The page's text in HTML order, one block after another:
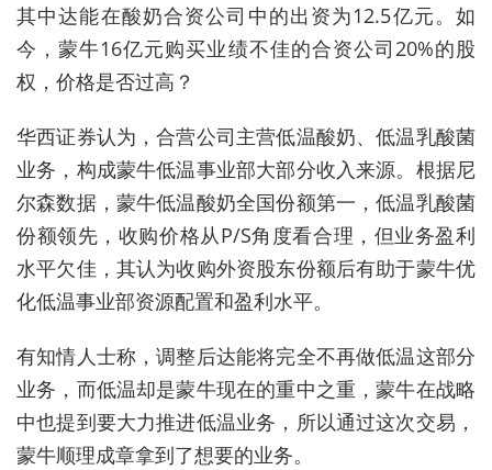
其中达能在酸奶合资公司中的出资为12.5亿元。如
今，蒙牛16亿元购买业绩不佳的合资公司20%的股
权，价格是否过高？
华西证券认为，合营公司主营低温酸奶、低温乳酸菌
业务，构成蒙牛低温事业部大部分收入来源。根据尼
尔森数据，蒙牛低温酸奶全国份额第一，低温乳酸菌
份额领先，收购价格从P/S角度看合理，但业务盈利
水平欠佳，其认为收购外资股东份额后有助于蒙牛优
化低温事业部资源配置和盈利水平。
有知情人士称，调整后达能将完全不再做低温这部分
业务，而低温却是蒙牛现在的重中之重，蒙牛在战略
中也提到要大力推进低温业务，所以通过这次交易，
蒙牛顺理成章拿到了想要的业务。